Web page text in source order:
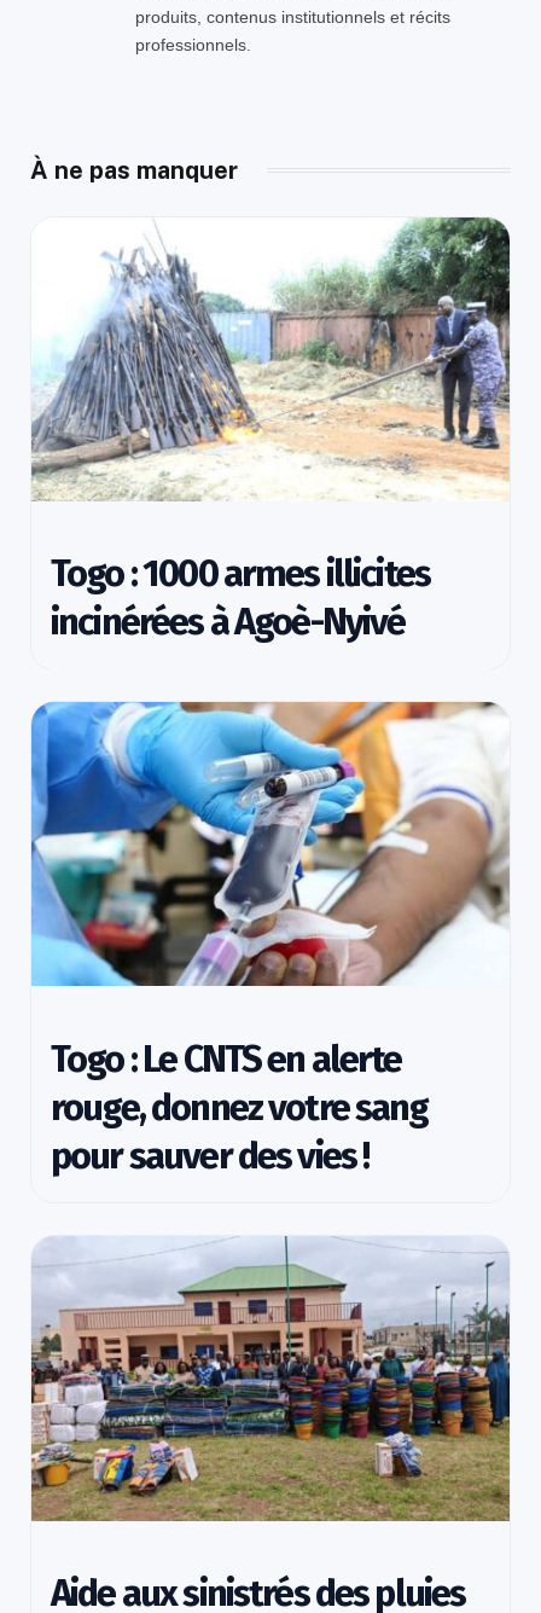
produits, contenus institutionnels et récits
professionnels.
À ne pas manquer
Togo : 1000 armes illicites
incinérées à Agoè-Nyivé
Togo : Le CNTS en alerte
rouge, donnez votre sang
pour sauver des vies !
Aide aux sinistrés des pluies